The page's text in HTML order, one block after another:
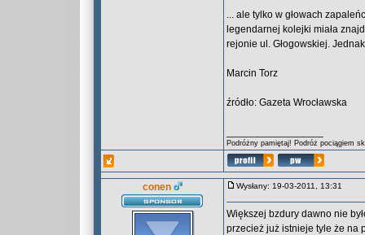
... ale tylko w głowach
legendarnej kolejki miała
rejonie ul. Głogowskiej.
Marcin Torz
źródło: Gazeta Wrocławska
Podróżny pamiętaj! Podróż pociągiem
conen Wysłany: 19-03-2011, 13:31
Większej bzdury dawno nie
przecież już istnieje tyle że na